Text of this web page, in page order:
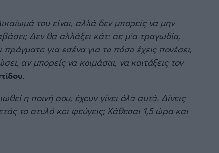
του είναι, αλλά δεν μπορείς να μην
Δεν θα αλλάξει κάτι σε μία τραγωδία,
για εσένα για το πόσο έχεις πονέσει,
αν μπορείς να κοιμάσαι, να κοιτάξεις τον
.
η ποινή σου, έχουν γίνει όλα αυτά. Δίνεις
το στυλό και φεύγεις; Κάθεσαι 1,5 ώρα και